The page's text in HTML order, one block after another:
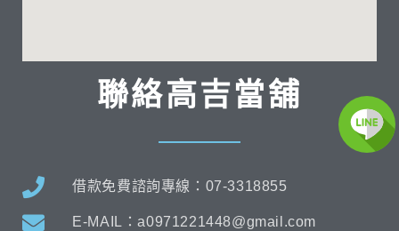
聯絡高吉當舖
借款免費諮詢專線：07-3318855
E-MAIL：a0971221448@gmail.com